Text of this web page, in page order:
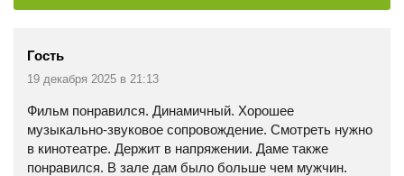
Гость
19 декабря 2025 в 21:13
Фильм понравился. Динамичный. Хорошее
музыкально-звуковое сопровождение. Смотреть нужно
в кинотеатре. Держит в напряжении. Даме также
понравился. В зале дам было больше чем мужчин.